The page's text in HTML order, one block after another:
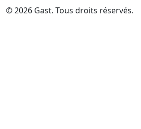
© 2026 Gast. Tous droits réservés.